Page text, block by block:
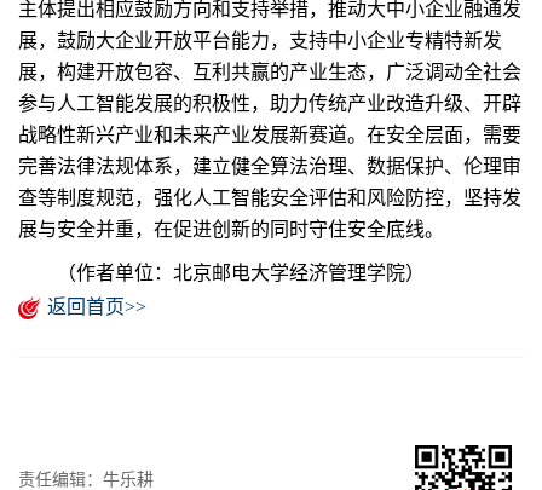
主体提出相应鼓励方向和支持举措，推动大中小企业融通发
展，鼓励大企业开放平台能力，支持中小企业专精特新发
展，构建开放包容、互利共赢的产业生态，广泛调动全社会
参与人工智能发展的积极性，助力传统产业改造升级、开辟
战略性新兴产业和未来产业发展新赛道。在安全层面，需要
完善法律法规体系，建立健全算法治理、数据保护、伦理审
查等制度规范，强化人工智能安全评估和风险防控，坚持发
展与安全并重，在促进创新的同时守住安全底线。
（作者单位：北京邮电大学经济管理学院）
返回首页>>
责任编辑：牛乐耕